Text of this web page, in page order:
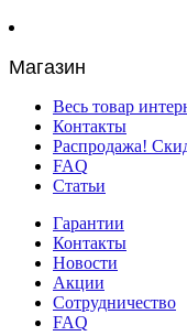
Магазин
Весь товар
Контакты
Распродажа!
FAQ
Статьи
Гарантии
Контакты
Новости
Акции
Сотрудничество
FAQ